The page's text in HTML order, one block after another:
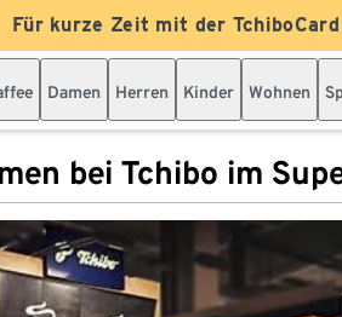
Für kurze Zeit mit der
Damen Herren Kinder Wohnen
bei Tchibo im